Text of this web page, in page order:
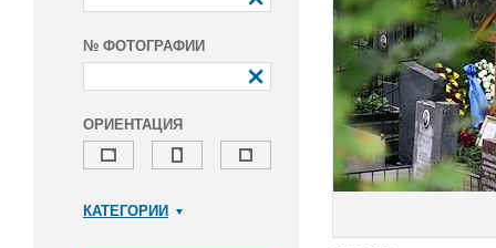
№ ФОТОГРАФИИ
ОРИЕНТАЦИЯ
КАТЕГОРИИ